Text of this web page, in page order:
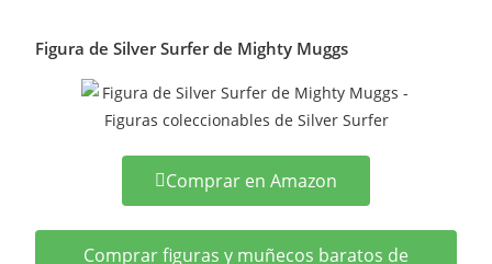
Figura de Silver Surfer de Mighty Muggs
Comprar en Amazon
Comprar figuras y muñecos baratos de